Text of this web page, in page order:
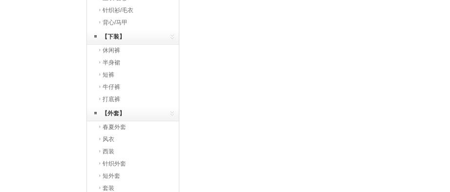
针织衫/毛衣
背心/马甲
【下装】
休闲裤
半身裙
短裤
牛仔裤
打底裤
【外套】
春夏外套
风衣
西装
针织外套
短外套
套装